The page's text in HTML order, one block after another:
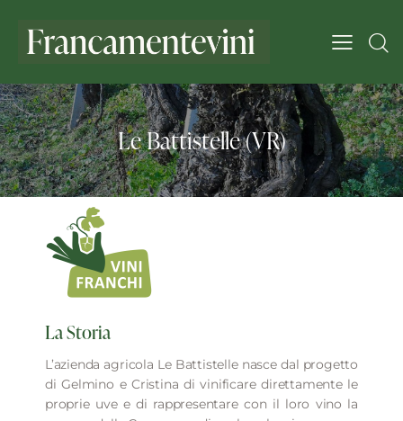
Le Battistelle (VR)
La Storia
L’azienda agricola Le Battistelle nasce dal progetto
di Gelmino e Cristina di vinificare direttamente le
proprie uve e di rappresentare con il loro vino la